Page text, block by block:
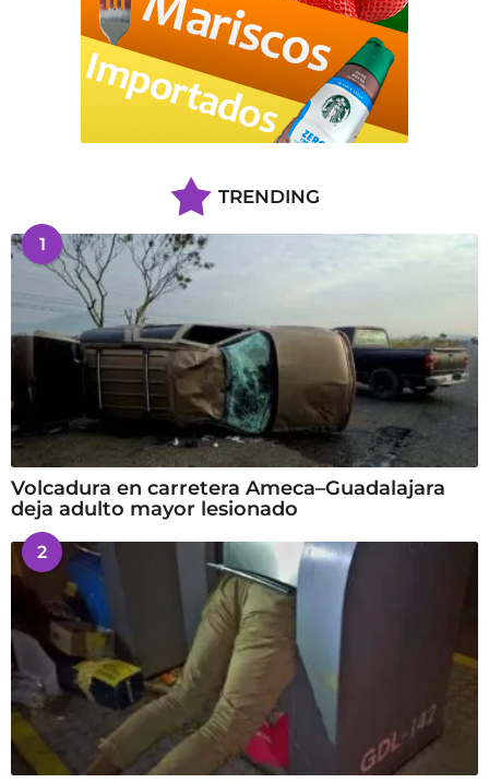
TRENDING
1
Volcadura en carretera Ameca–Guadalajara
deja adulto mayor lesionado
2